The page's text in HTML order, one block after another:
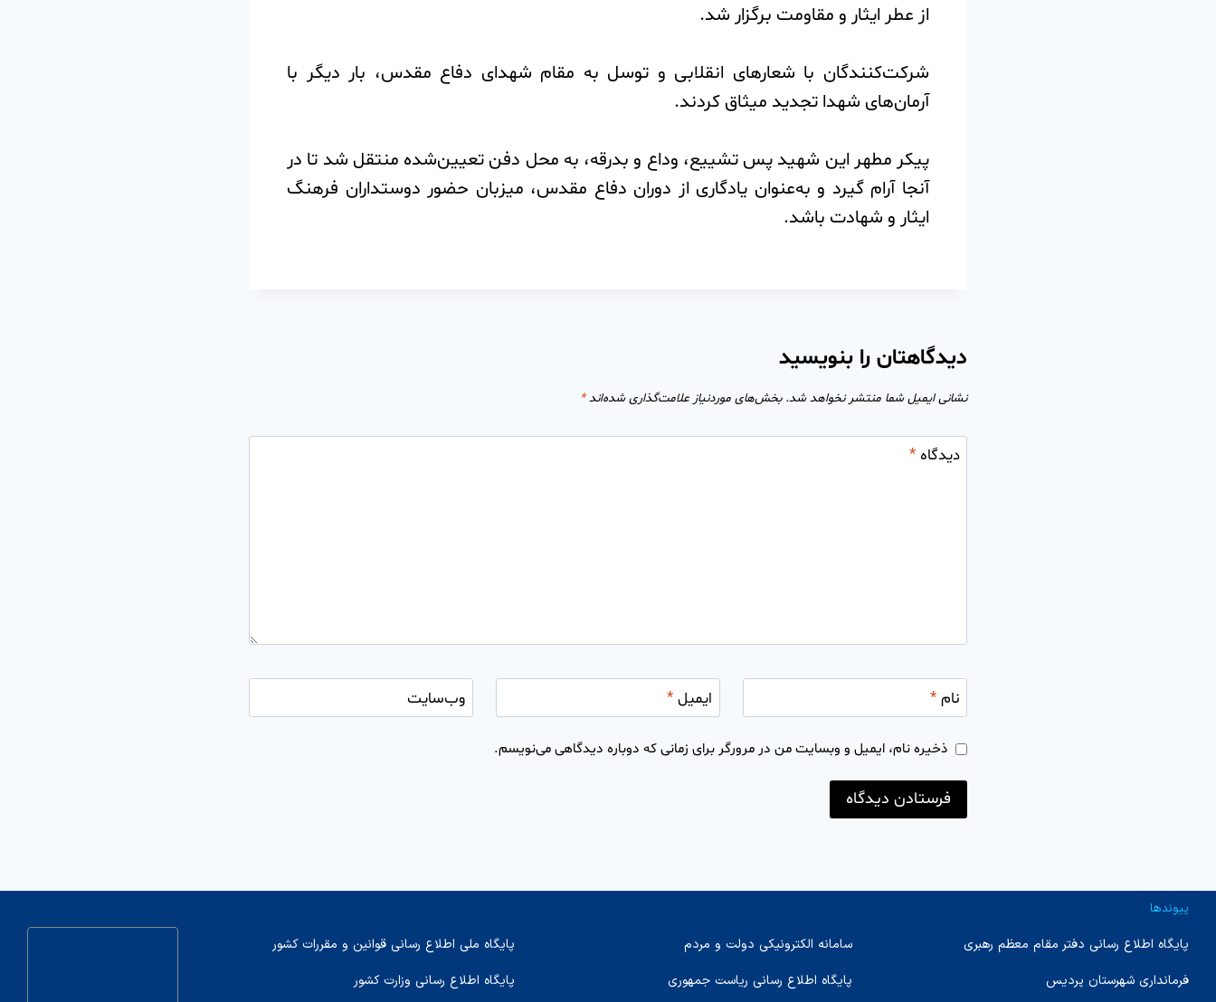
از عطر ایثار و مقاومت برگزار شد.
شرکت‌کنندگان با شعارهای انقلابی و توسل به مقام شهدای دفاع مقدس، بار دیگر با
آرمان‌های شهدا تجدید میثاق کردند.
پیکر مطهر این شهید پس تشییع، و‌داع و بدرقه، به محل دفن تعیین‌شده منتقل شد تا در
آنجا آرام گیرد و به‌عنوان یادگاری از دوران دفاع مقدس، میزبان حضور دوستداران فرهنگ
ایثار و شهادت باشد.
دیدگاهتان را بنویسید
نشانی ایمیل شما منتشر نخواهد شد. بخش‌های موردنیاز علامت‌گذاری شده‌اند*
دیدگاه*
نام* ایمیل * وب‌سایت
ذخیره نام، ایمیل و وبسایت من در مرورگر برای زمانی که دوباره دیدگاهی می‌نویسم.
پیوندها
پایگاه اطلاع رسانی دفتر مقام معظم رهبری
فرمانداری شهرستان پردیس
سامانه الکترونیکی دولت و مردم
پایگاه اطلاع رسانی ریاست جمهوری
پایگاه ملی اطلاع رسانی قوانین و مقررات کشور
پایگاه اطلاع رسانی وزارت کشور